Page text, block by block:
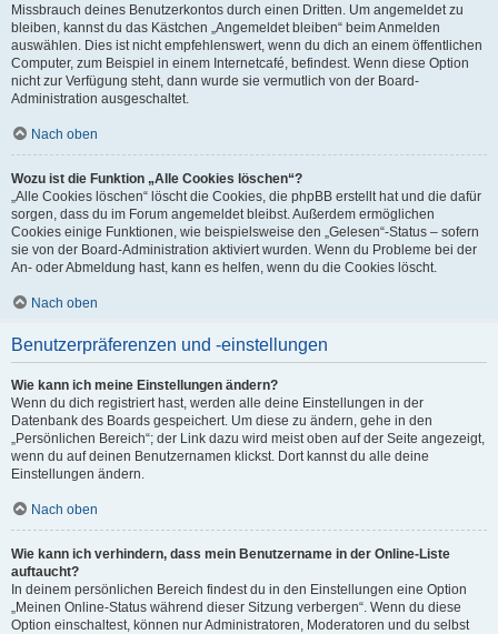
Missbrauch deines Benutzerkontos durch einen Dritten. Um angemeldet zu
bleiben, kannst du das Kästchen „Angemeldet bleiben“ beim Anmelden
auswählen. Dies ist nicht empfehlenswert, wenn du dich an einem öffentlichen
Computer, zum Beispiel in einem Internetcafé, befindest. Wenn diese Option
nicht zur Verfügung steht, dann wurde sie vermutlich von der Board-
Administration ausgeschaltet.
Nach oben
Wozu ist die Funktion „Alle Cookies löschen“?
„Alle Cookies löschen“ löscht die Cookies, die phpBB erstellt hat und die dafür
sorgen, dass du im Forum angemeldet bleibst. Außerdem ermöglichen
Cookies einige Funktionen, wie beispielsweise den „Gelesen“-Status – sofern
sie von der Board-Administration aktiviert wurden. Wenn du Probleme bei der
An- oder Abmeldung hast, kann es helfen, wenn du die Cookies löscht.
Nach oben
Benutzerpräferenzen und -einstellungen
Wie kann ich meine Einstellungen ändern?
Wenn du dich registriert hast, werden alle deine Einstellungen in der
Datenbank des Boards gespeichert. Um diese zu ändern, gehe in den
„Persönlichen Bereich“; der Link dazu wird meist oben auf der Seite angezeigt,
wenn du auf deinen Benutzernamen klickst. Dort kannst du alle deine
Einstellungen ändern.
Nach oben
Wie kann ich verhindern, dass mein Benutzername in der Online-Liste
auftaucht?
In deinem persönlichen Bereich findest du in den Einstellungen eine Option
„Meinen Online-Status während dieser Sitzung verbergen“. Wenn du diese
Option einschaltest, können nur Administratoren, Moderatoren und du selbst